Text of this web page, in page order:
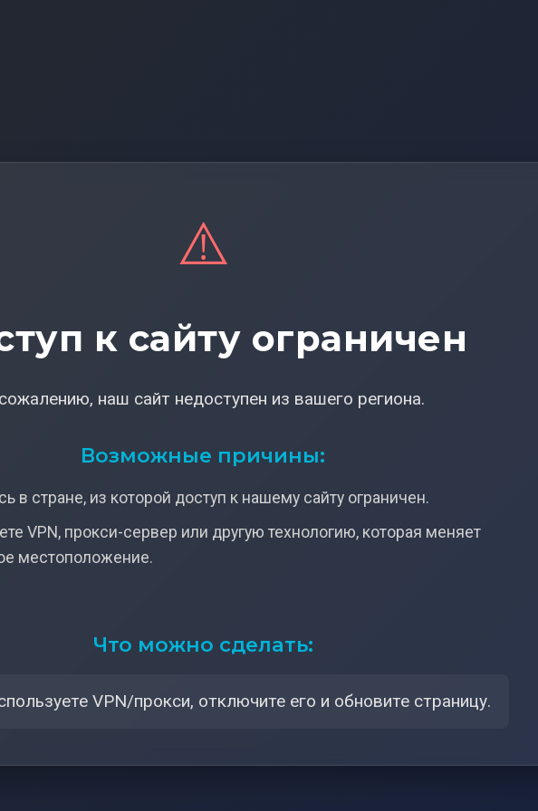
⚠️
к сайту ограничен
наш сайт недоступен из вашего региона.
Возможные причины:
в стране, из которой доступ к нашему сайту ограничен.
VPN, прокси-сервер или другую технологию, которая меняет
местоположение.
Что можно сделать:
VPN/прокси, отключите его и обновите страницу.